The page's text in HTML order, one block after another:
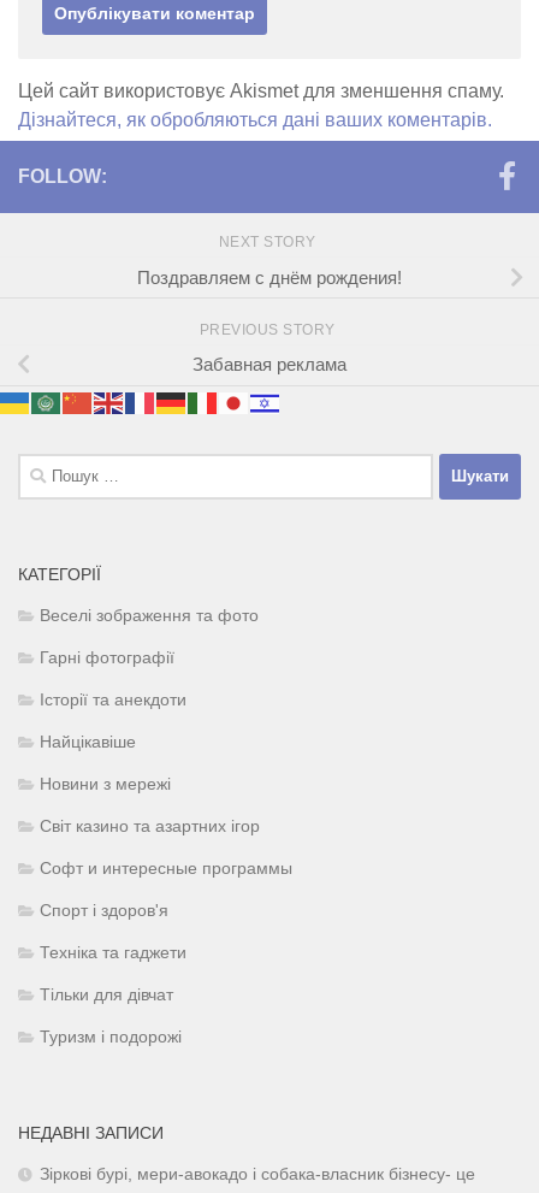
Цей сайт використовує Akismet для зменшення спаму.
Дізнайтеся, як обробляються дані ваших коментарів.
FOLLOW:
NEXT STORY
Поздравляем с днём рождения!
PREVIOUS STORY
Забавная реклама
Пошук:
КАТЕГОРІЇ
Веселі зображення та фото
Гарні фотографії
Історії та анекдоти
Найцікавіше
Новини з мережі
Світ казино та азартних ігор
Софт и интересные программы
Спорт і здоров'я
Техніка та гаджети
Тільки для дівчат
Туризм і подорожі
НЕДАВНІ ЗАПИСИ
Зіркові бурі, мери-авокадо і собака-власник бізнесу- це